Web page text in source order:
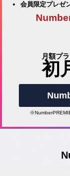
会員限定プレゼ
月額プ
初